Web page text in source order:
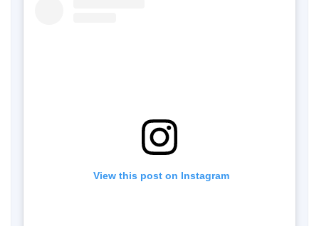
View this post on Instagram